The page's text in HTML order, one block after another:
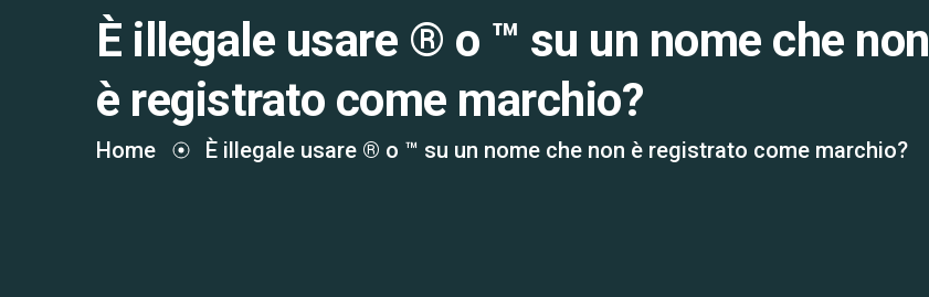
È illegale usare ® o ™ su un nome che non
è registrato come marchio?
Home È illegale usare ® o ™ su un nome che non è registrato come marchio?